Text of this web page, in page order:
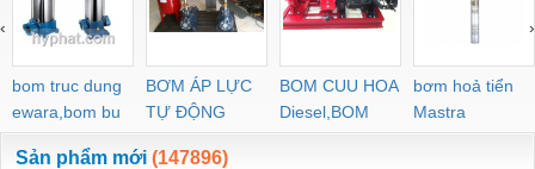
bom truc dung
ewara,bom bu
ewara
BƠM ÁP LỰC
TỰ ĐỘNG
BOM CUU HOA
Diesel,BOM
CHUA CHAY
bơm hoả tiển
Mastra
‹ ›
Sản phẩm mới (147896)